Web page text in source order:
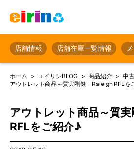
店舗情報 店舗在庫一覧情報
ホーム エイリンBLOG 商品紹介
中
アウトレット商品～質実剛健！Raleigh RFLを
アウトレット商品～質
RFLをご紹介♪